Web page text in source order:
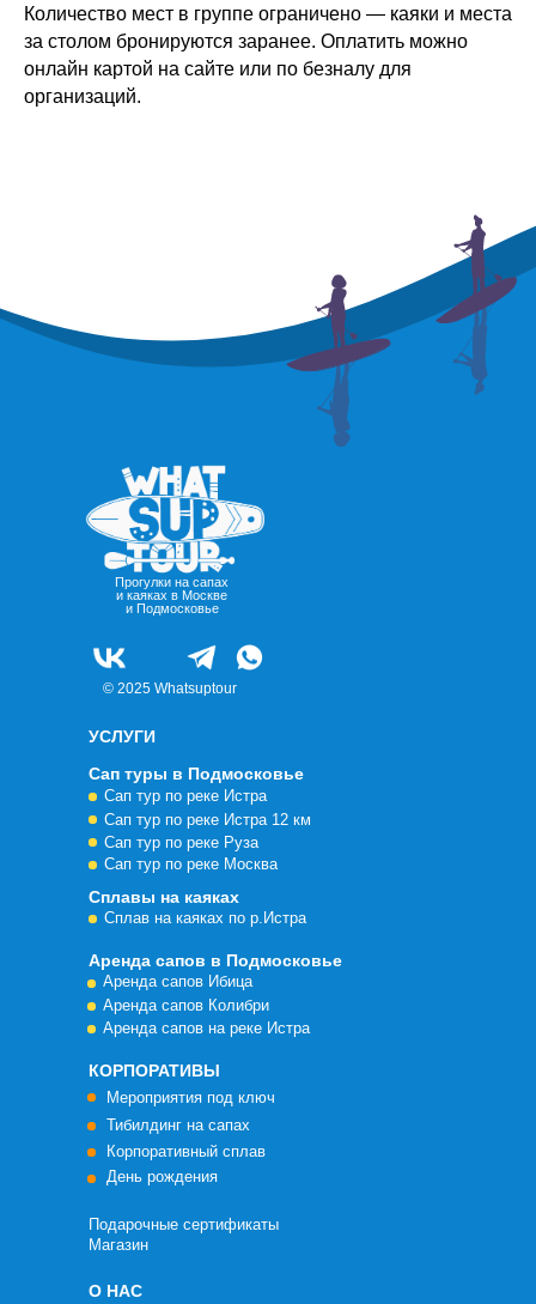
Количество мест в группе ограничено — каяки и места
за столом бронируются заранее. Оплатить можно
онлайн картой на сайте или по безналу для
организаций.
УСЛУГИ
Аренда сапов в Подмосковье
Сплавы на каяках
Сап туры в Подмосковье
КОРПОРАТИВЫ
© 2025 Whatsuptour
О НАС
Прогулки на сапах
и каяках в Москве
и Подмосковье
Сап тур по реке Истра 12 км
Сап тур по реке Руза
Сплав на каяках по р.Истра
Аренда сапов Ибица
Аренда сапов на реке Истра
Мероприятия под ключ
Корпоративный сплав
День рождения
Магазин
Подарочные сертификаты
Аренда сапов Колибри
Сап тур по реке Москва
Сап тур по реке Истра
Тибилдинг на сапах